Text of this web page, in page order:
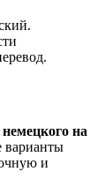
немецкого на
варианты
и